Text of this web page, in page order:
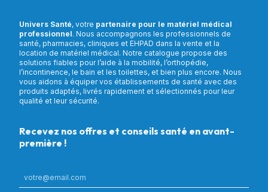
Univers Santé, votre partenaire pour le matériel médical
professionnel. Nous accompagnons les professionnels de
santé, pharmacies, cliniques et EHPAD dans la vente et la
location de matériel médical. Notre catalogue propose des
solutions fiables pour l’aide à la mobilité, l’orthopédie,
l’incontinence, le bain et les toilettes, et bien plus encore. Nous
vous aidons à équiper vos établissements de santé avec des
produits adaptés, livrés rapidement et sélectionnés pour leur
qualité et leur sécurité.
Recevez nos offres et conseils santé en avant-
première !